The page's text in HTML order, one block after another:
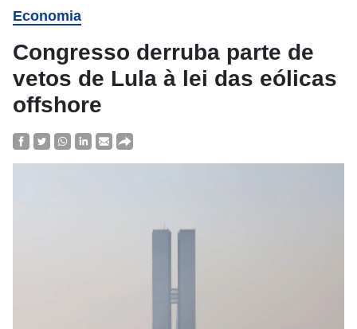
Economia
Congresso derruba parte de
vetos de Lula à lei das eólicas
offshore